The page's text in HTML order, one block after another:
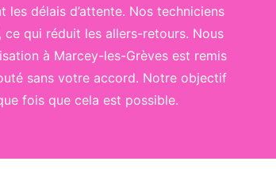
délais d’attente. Nos techniciens
qui réduit les allers-retours. Nous
à Marcey-les-Grèves est remis
sans votre accord. Notre objectif
fois que cela est possible.